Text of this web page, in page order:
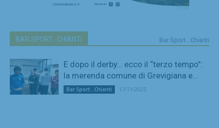
BAR SPORT...CHIANTI Bar Sport...Chianti
E dopo il derby… ecco il “terzo tempo”:
la merenda comune di Grevigiana e...
Bar Sport...Chianti 17/11/2025